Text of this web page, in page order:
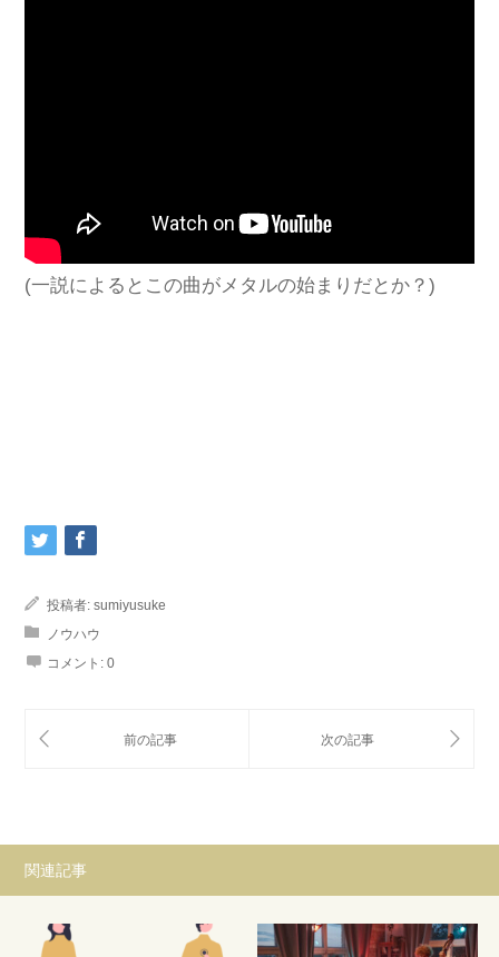
(一説によるとこの曲がメタルの始まりだとか？)
投稿者: sumiyusuke
ノウハウ
コメント: 0
関連記事